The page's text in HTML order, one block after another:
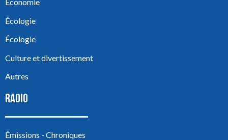
Écologie
Écologie
Culture et divertissement
Autres
RADIO
Émissions - Chroniques